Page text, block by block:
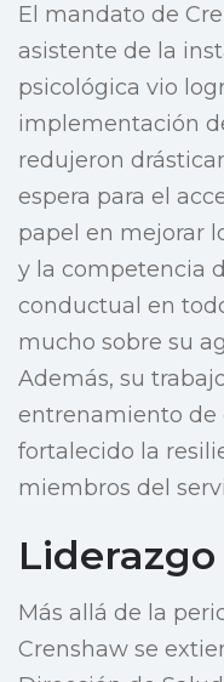
El mandato de
asistente de la
psicológica vio
implementación
redujeron
espera para el
papel en mejorar
y la competencia
conductual en
mucho sobre su
Además, su
entrenamiento de
fortalecido la
miembros del
Más allá de la
Crenshaw se